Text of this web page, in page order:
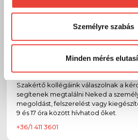
Természetesensoha semmilyen
megváltoztathatod a döntésed
Előre is köszönjük!
Személyre szabás
Minden mérés
csónakban!
09969690
Szakértő kollégáink válaszolnak a
segítenek megtalálni Neked a
megoldást, felszerelést vagy
9 és 17 óra között hívhatod őket.
+36/1 411 3601